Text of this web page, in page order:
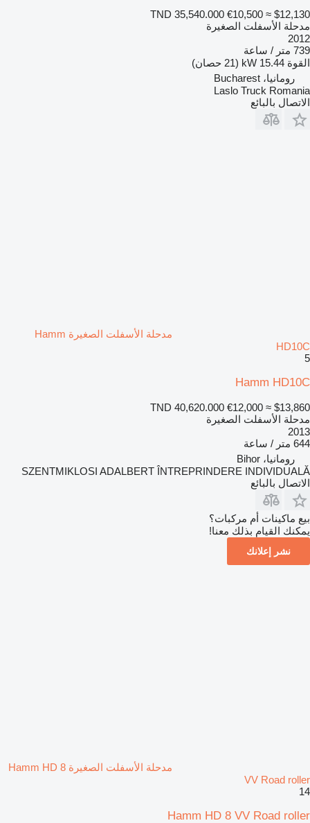
TND 35,540.000 €10,500 ≈ $12,130
مدحلة الأسفلت الصغيرة
2012
739 متر / ساعة
القوة 15.44 kW (21 حصان)
رومانيا، Bucharest
Laslo Truck Romania
الاتصال بالبائع
مدحلة الأسفلت الصغيرة Hamm
HD10C
5
Hamm HD10C
TND 40,620.000 €12,000 ≈ $13,860
مدحلة الأسفلت الصغيرة
2013
644 متر / ساعة
رومانيا، Bihor
SZENTMIKLOSI ADALBERT ÎNTREPRINDERE INDIVIDUALĂ
الاتصال بالبائع
بيع ماكينات أم مركبات؟
يمكنك القيام بذلك معنا!
نشر إعلانك
مدحلة الأسفلت الصغيرة Hamm HD 8
VV Road roller
14
Hamm HD 8 VV Road roller